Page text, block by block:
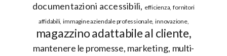
documentazioni accessibili
efficienza fornitori
affidabili immagine aziendale professionale innovazione
magazzino adattabile al cliente
mantenere le promesse marketing multi-